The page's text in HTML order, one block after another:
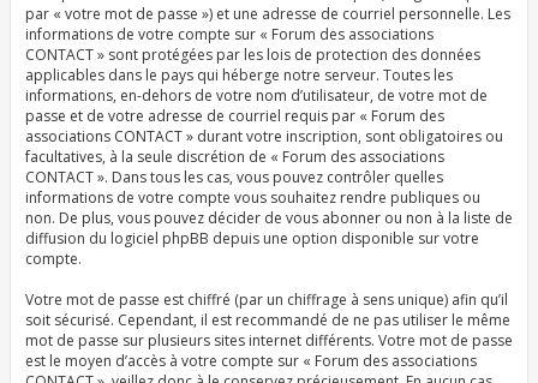
par « votre mot de passe ») et une adresse de courriel personnelle. Les
informations de votre compte sur « Forum des associations
CONTACT » sont protégées par les lois de protection des données
applicables dans le pays qui héberge notre serveur. Toutes les
informations, en-dehors de votre nom d’utilisateur, de votre mot de
passe et de votre adresse de courriel requis par « Forum des
associations CONTACT » durant votre inscription, sont obligatoires ou
facultatives, à la seule discrétion de « Forum des associations
CONTACT ». Dans tous les cas, vous pouvez contrôler quelles
informations de votre compte vous souhaitez rendre publiques ou
non. De plus, vous pouvez décider de vous abonner ou non à la liste de
diffusion du logiciel phpBB depuis une option disponible sur votre
compte.
Votre mot de passe est chiffré (par un chiffrage à sens unique) afin qu’il
soit sécurisé. Cependant, il est recommandé de ne pas utiliser le même
mot de passe sur plusieurs sites internet différents. Votre mot de passe
est le moyen d’accès à votre compte sur « Forum des associations